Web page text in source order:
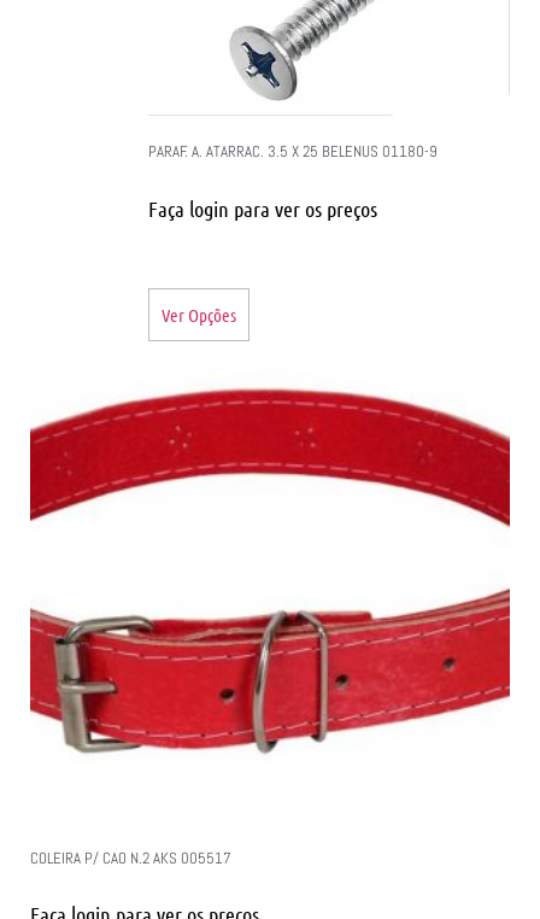
PARAF. A. ATARRAC. 3.5 X 25 BELENUS 01180-9
Faça login para ver os preços
Ver Opções
COLEIRA P/ CAO N.2 AKS 005517